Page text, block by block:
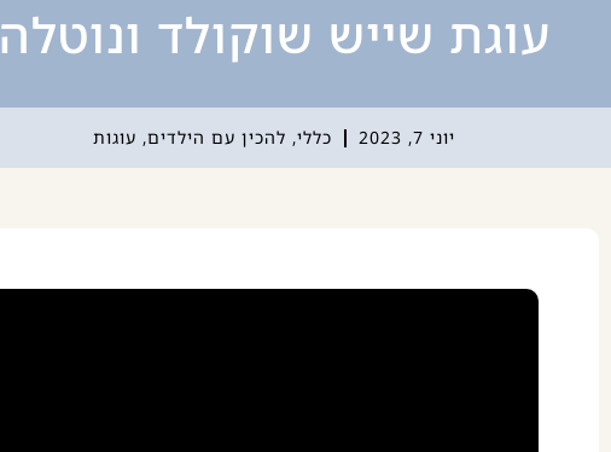
עוגת שייש שוקולד ונוטלה
יוני 7, 2023 כללי, להכין עם הילדים, עוגות